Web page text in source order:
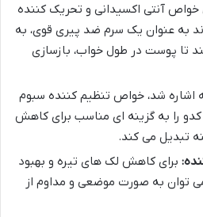
خواص آنتی اکسیدانی و تحریک کننده
به عنوان یک سرم ضد پیری قوی، به
پوست در طول خواب، بازسازی
اشاره شد، خواص تنظیم کننده سبوم
کدو را به گزینه ای مناسب برای کاهش
تبدیل می کند.
برای کاهش لک های تیره و بهبود
توان به صورت موضعی و مداوم از